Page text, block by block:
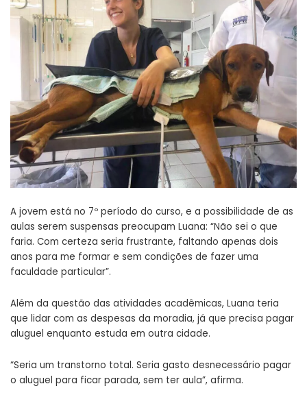
A jovem está no 7º período do curso, e a possibilidade de as
aulas serem suspensas preocupam Luana: “Não sei o que
faria. Com certeza seria frustrante, faltando apenas dois
anos para me formar e sem condições de fazer uma
faculdade particular”.
Além da questão das atividades acadêmicas, Luana teria
que lidar com as despesas da moradia, já que precisa pagar
aluguel enquanto estuda em outra cidade.
“Seria um transtorno total. Seria gasto desnecessário pagar
o aluguel para ficar parada, sem ter aula”, afirma.